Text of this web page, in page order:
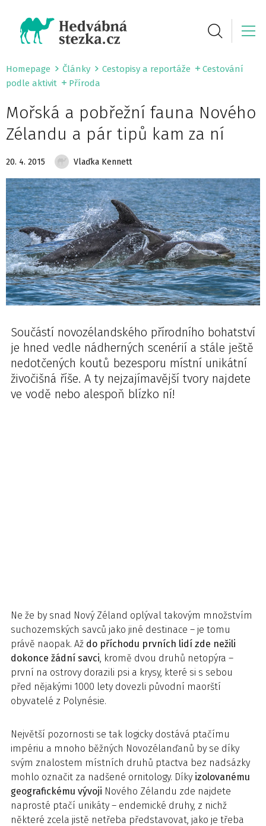
Homepage Články Cestopisy a reportáže
Cestování
podle aktivit
Příroda
Mořská a pobřežní fauna Nového
Zélandu a pár tipů kam za ní
20. 4. 2015 Vlaďka Kennett
Součástí novozélandského přírodního bohatství
je hned vedle nádherných scenérií a stále ještě
nedotčených koutů bezesporu místní unikátní
živočišná říše. A ty nejzajímavější tvory najdete
ve vodě nebo alespoň blízko ní!
Ne že by snad Nový Zéland oplýval takovým množstvím
suchozemských savců jako jiné destinace – je tomu
právě naopak. Až do příchodu prvních lidí zde nežili
dokonce žádní savci, kromě dvou druhů netopýra –
první na ostrovy dorazili psi a krysy, které si s sebou
před nějakými 1000 lety dovezli původní maorští
obyvatelé z Polynésie.
Největší pozornosti se tak logicky dostává ptačímu
impériu a mnoho běžných Novozélanďanů by se díky
svým znalostem místních druhů ptactva bez nadsázky
mohlo označit za nadšené ornitology. Díky izolovanému
geografickému vývoji Nového Zélandu zde najdete
naprosté ptačí unikáty – endemické druhy, z nichž
některé zcela jistě netřeba představovat, jako je třeba